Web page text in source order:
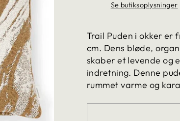
Se butiksoplysninger
Trail Puden i okker er
cm. Dens bløde,
skaber et levende og
indretning. Denne
rummet varme og